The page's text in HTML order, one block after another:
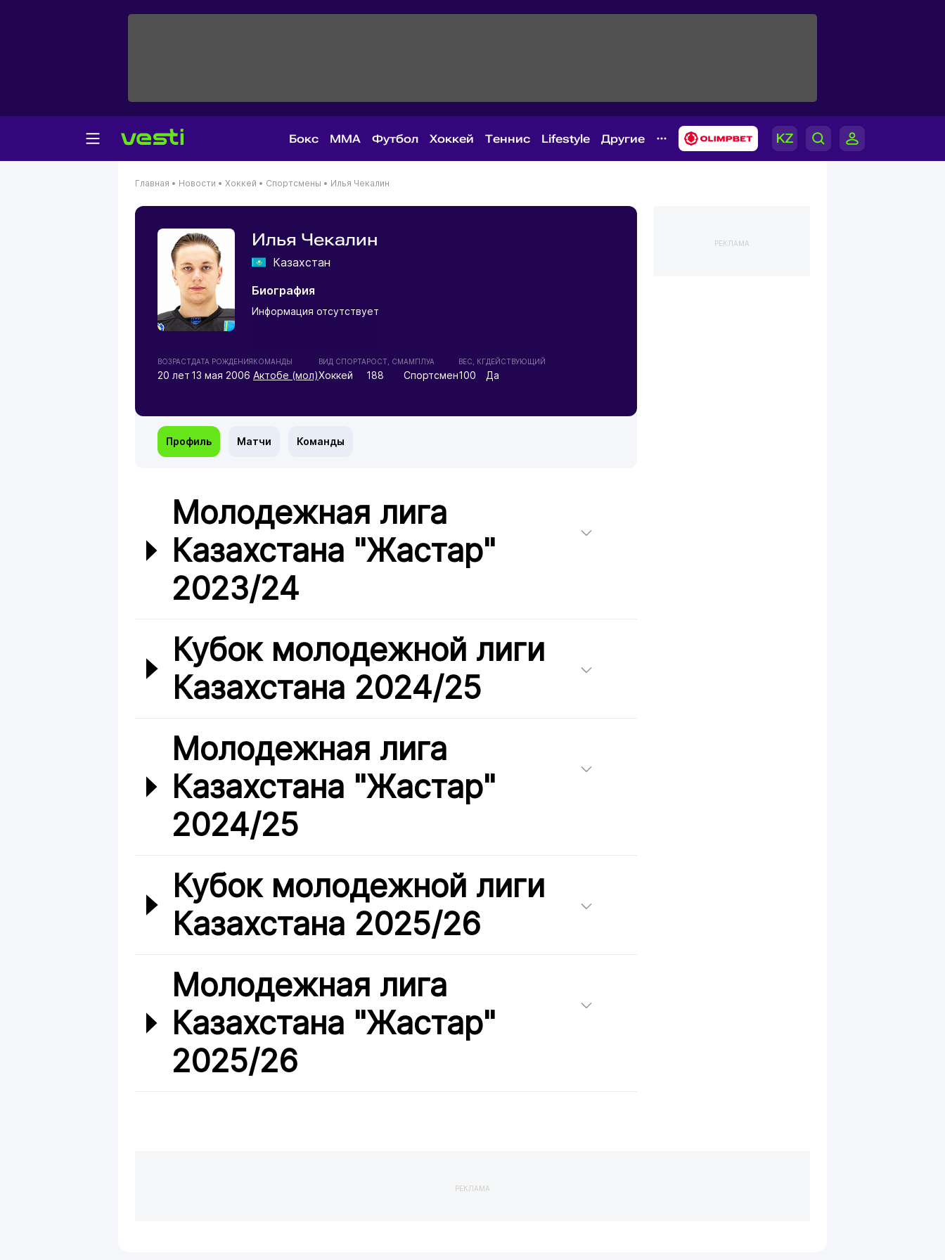
Бокс MMA Футбол Хоккей Теннис Lifestyle Другие
Главная • Новости • Хоккей • Спортсмены • Илья Чекалин
Илья Чекалин
Казахстан
Биография
Информация отсутствует
ВОЗРАСТ
20 лет
ДАТА РОЖДЕНИЯ
13 мая 2006
КОМАНДЫ
Актобе (мол)
ВИД СПОРТА
Хоккей
РОСТ, СМ
188
АМПЛУА
Спортсмен
ВЕС, КГ
100
ДЕЙСТВУЮЩИЙ
Да
Профиль Матчи Команды
Молодежная лига
Казахстана "Жастар"
2023/24
Кубок молодежной лиги
Казахстана 2024/25
Молодежная лига
Казахстана "Жастар"
2024/25
Кубок молодежной лиги
Казахстана 2025/26
Молодежная лига
Казахстана "Жастар"
2025/26
РЕКЛАМА
РЕКЛАМА